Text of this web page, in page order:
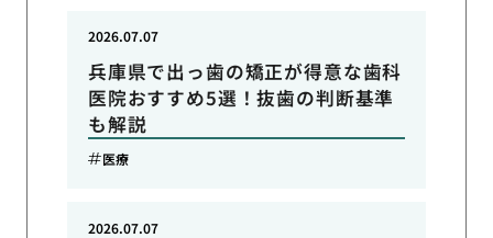
兵庫県で出っ歯の矯正が得意な歯科
医院おすすめ5選！抜歯の判断基準
も解説
2026.07.07
医療
2026.07.07